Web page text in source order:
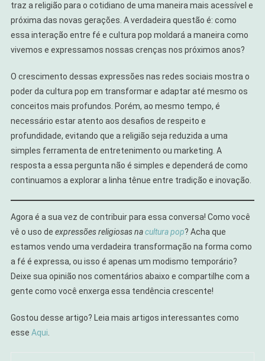
traz a religião para o cotidiano de uma maneira mais acessível e
próxima das novas gerações. A verdadeira questão é: como
essa interação entre fé e cultura pop moldará a maneira como
vivemos e expressamos nossas crenças nos próximos anos?
O crescimento dessas expressões nas redes sociais mostra o
poder da cultura pop em transformar e adaptar até mesmo os
conceitos mais profundos. Porém, ao mesmo tempo, é
necessário estar atento aos desafios de respeito e
profundidade, evitando que a religião seja reduzida a uma
simples ferramenta de entretenimento ou marketing. A
resposta a essa pergunta não é simples e dependerá de como
continuamos a explorar a linha tênue entre tradição e inovação.
Agora é a sua vez de contribuir para essa conversa! Como você
vê o uso de expressões religiosas nacultura pop? Acha que
estamos vendo uma verdadeira transformação na forma como
a fé é expressa, ou isso é apenas um modismo temporário?
Deixe sua opinião nos comentários abaixo e compartilhe com a
gente como você enxerga essa tendência crescente!
Gostou desse artigo? Leia mais artigos interessantes como
esse Aqui.